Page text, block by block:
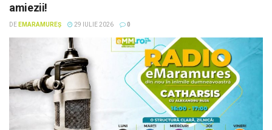
amiezii!
DE EMARAMUREȘ 29 IULIE 2026 0